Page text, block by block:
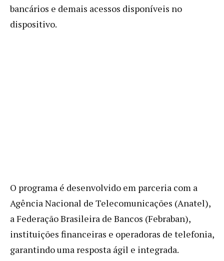
bancários e demais acessos disponíveis no
dispositivo.
O programa é desenvolvido em parceria com a
Agência Nacional de Telecomunicações (Anatel),
a Federação Brasileira de Bancos (Febraban),
instituições financeiras e operadoras de telefonia,
garantindo uma resposta ágil e integrada.